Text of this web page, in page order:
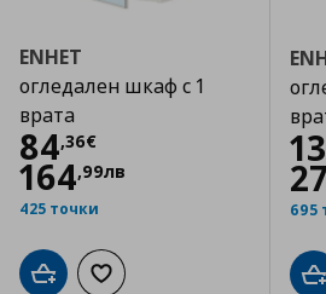
ENHET
огледален шкаф с 1
врата
84,36€
Цена
164,99лв
425 точки
Добави в кошницата
Добави към списъка с
695